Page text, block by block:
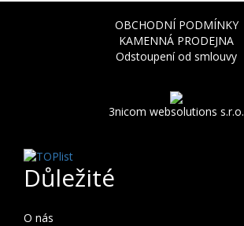
OBCHODNÍ PODMÍNKY
KAMENNÁ PRODEJNA
Odstoupení od smlouvy
3nicom websolutions s.r.o.
Důležité
O nás